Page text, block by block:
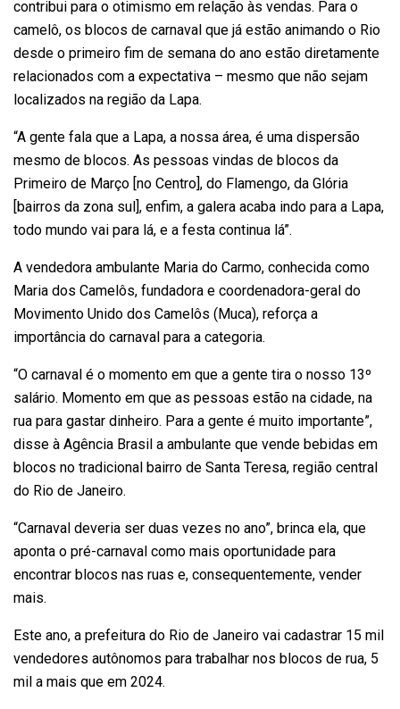
contribui para o otimismo em relação às vendas. Para o
camelô, os blocos de carnaval que já estão animando o Rio
desde o primeiro fim de semana do ano estão diretamente
relacionados com a expectativa – mesmo que não sejam
localizados na região da Lapa.
“A gente fala que a Lapa, a nossa área, é uma dispersão
mesmo de blocos. As pessoas vindas de blocos da
Primeiro de Março [no Centro], do Flamengo, da Glória
[bairros da zona sul], enfim, a galera acaba indo para a Lapa,
todo mundo vai para lá, e a festa continua lá”.
A vendedora ambulante Maria do Carmo, conhecida como
Maria dos Camelôs, fundadora e coordenadora-geral do
Movimento Unido dos Camelôs (Muca), reforça a
importância do carnaval para a categoria.
“O carnaval é o momento em que a gente tira o nosso 13º
salário. Momento em que as pessoas estão na cidade, na
rua para gastar dinheiro. Para a gente é muito importante”,
disse à Agência Brasil a ambulante que vende bebidas em
blocos no tradicional bairro de Santa Teresa, região central
do Rio de Janeiro.
“Carnaval deveria ser duas vezes no ano”, brinca ela, que
aponta o pré-carnaval como mais oportunidade para
encontrar blocos nas ruas e, consequentemente, vender
mais.
Este ano, a prefeitura do Rio de Janeiro vai cadastrar 15 mil
vendedores autônomos para trabalhar nos blocos de rua, 5
mil a mais que em 2024.